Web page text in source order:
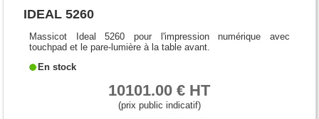
IDEAL 5260
Massicot Ideal 5260 pour l'impression numérique avec
touchpad et le pare-lumière à la table avant.
En stock
10101.00 € HT
(prix public indicatif)